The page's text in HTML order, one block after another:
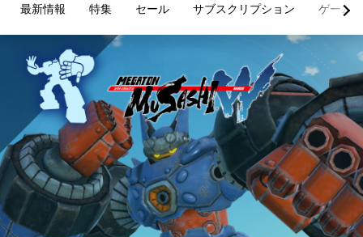
最新情報 特集 セール サブスクリプション ゲーム